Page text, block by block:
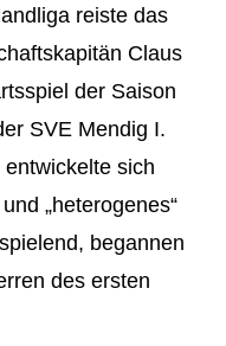
reiste das
Claus
der Saison
SVE Mendig I.
sich
„heterogenes“
begannen
des ersten